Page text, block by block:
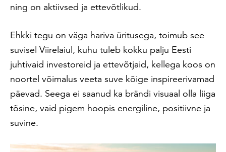
ning on aktiivsed ja ettevõtlikud.
Ehkki tegu on väga hariva üritusega, toimub see
suvisel Viirelaiul, kuhu tuleb kokku palju Eesti
juhtivaid investoreid ja ettevõtjaid, kellega koos on
noortel võimalus veeta suve kõige inspireerivamad
päevad. Seega ei saanud ka brändi visuaal olla liiga
tõsine, vaid pigem hoopis energiline, positiivne ja
suvine.